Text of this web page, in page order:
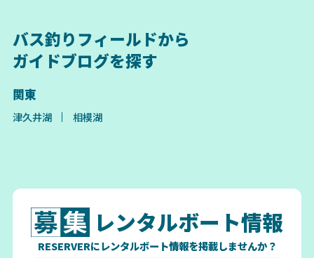
バス釣りフィールドから
ガイドブログを探す
関東
津久井湖 相模湖
レンタルボート情報
RESERVERにレンタルボート情報を掲載しませんか？